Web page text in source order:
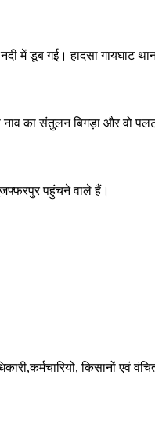
में डूब गई। हादसा गायघाट
का संतुलन बिगड़ा और वो
पहुंचने वाले हैं।
किसानों एवं